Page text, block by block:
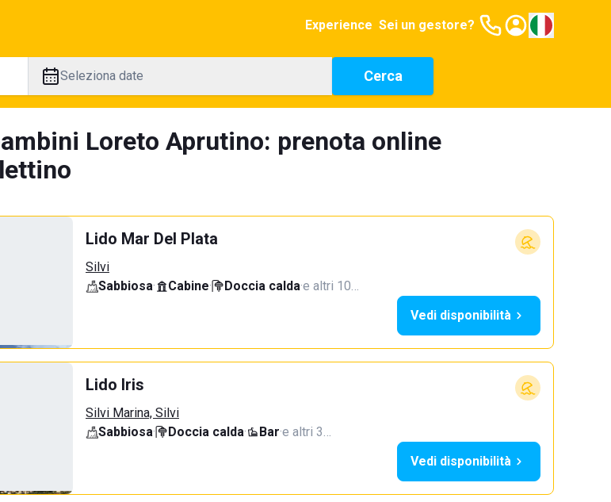
Experience Sei un gestore?
Seleziona date Cerca
Loreto Aprutino: prenota online
Lido Mar Del Plata
Silvi
Sabbiosa· Cabine· Doccia calda·e altri 10…
Vedi disponibilità
Lido Iris
Silvi Marina, Silvi
Sabbiosa· Doccia calda· Bar·e altri 3…
Vedi disponibilità